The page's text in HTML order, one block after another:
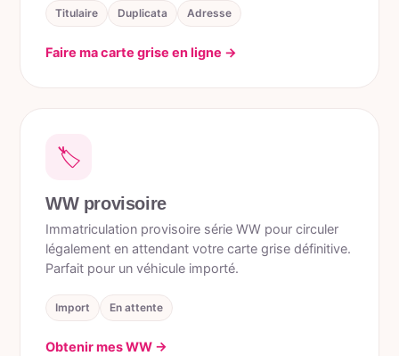
Titulaire Duplicata Adresse
Faire ma carte grise en ligne →
🏷️
WW provisoire
Immatriculation provisoire série WW pour circuler
légalement en attendant votre carte grise définitive.
Parfait pour un véhicule importé.
Import En attente
Obtenir mes WW →